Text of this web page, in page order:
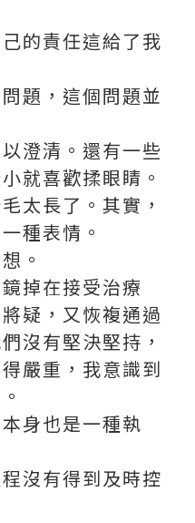
的責任這給了我
題，這個問題並
澄清。還有一些
就喜歡揉眼睛。
太長了。其實，
種表情。
。
掉在接受治療
疑，又恢複通過
沒有堅決堅持，
嚴重，我意識到
身也是一種執
沒有得到及時控